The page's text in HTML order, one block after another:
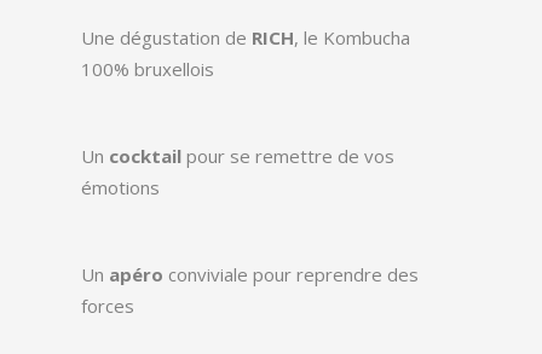
Une dégustation de RICH, le Kombucha
100% bruxellois
Un cocktail pour se remettre de vos
émotions
Un apéro conviviale pour reprendre des
forces